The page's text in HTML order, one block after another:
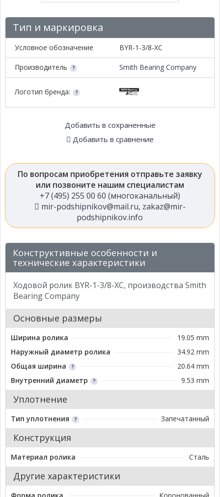
Тип и маркировка
Условное обозначение BYR-1-3/8-XC
Производитель Smith Bearing Company
Логотип бренда:
Добавить в сохраненные
Добавить в сравнение
По вопросам приобретения отправьте заявку
или позвоните нашим специалистам
+7 (495) 255 00 60 (многоканальный)
mir-podshipnikov@mail.ru, zakaz@mir-
podshipnikov.info
Конструктивные особенности и
технические характеристики
Ходовой ролик BYR-1-3/8-XC, производства Smith
Bearing Company
Основные размеры
Ширина ролика
19.05 mm
Наружный диаметр ролика
34.92 mm
Общая ширина
20.64 mm
Внутренний диаметр
9.53 mm
Уплотнение
Тип уплотнения Запечатанный
Конструкция
Материал ролика Сталь
Другие характеристики